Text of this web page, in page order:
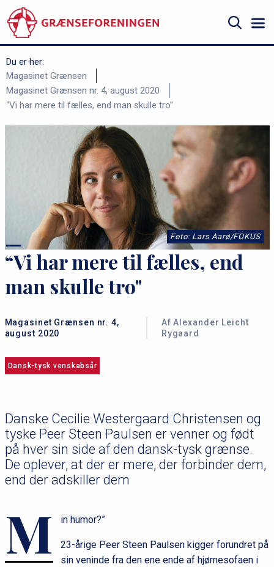
til
hovedindhold
Søg
Du er her:
Magasinet Grænsen
Magasinet Grænsen nr. 4, august 2020
“Vi har mere til fælles, end man skulle tro"
Foto: Lars Aarø/FOKUS
“Vi har mere til fælles, end
man skulle tro"
Magasinet Grænsen nr. 4,
august 2020
Af Alexander Leicht
Rygaard
Dansk-tysk venskabsår
Danske Cecilie Westergaard Christensen og
tyske Peer Steen Paulsen er venner og født
på hver sin side af den dansk-tysk grænse.
De oplever, at der er mere, der forbinder dem,
end der adskiller dem
M in humor?”
23-årige Peer Steen Paulsen kigger forundret på
sin veninde fra den ene ende af hjørnesofaen i